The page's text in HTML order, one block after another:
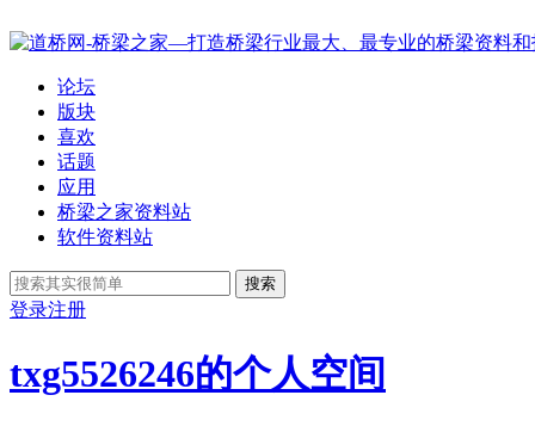
论坛
版块
喜欢
话题
应用
桥梁之家资料站
软件资料站
搜索
登录注册
txg5526246的个人空间